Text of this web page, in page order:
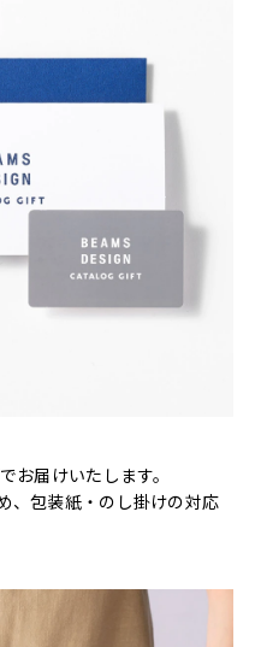
お届けいたします。
、包装紙・のし掛けの対応